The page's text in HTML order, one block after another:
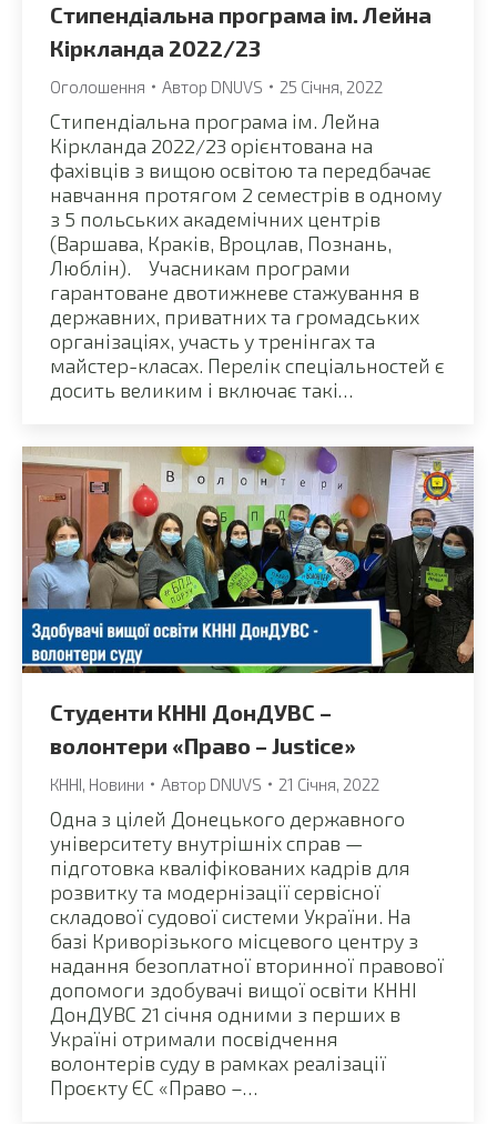
Стипендіальна програма ім. Лейна
Кіркланда 2022/23
Оголошення Автор DNUVS 25 Січня, 2022
Стипендіальна програма ім. Лейна
Кіркланда 2022/23 орієнтована на
фахівців з вищою освітою та передбачає
навчання протягом 2 семестрів в одному
з 5 польських академічних центрів
(Варшава, Краків, Вроцлав, Познань,
Люблін). Учасникам програми
гарантоване двотижневе стажування в
державних, приватних та громадських
організаціях, участь у тренінгах та
майстер-класах. Перелік спеціальностей є
досить великим і включає такі…
Студенти КННІ ДонДУВС –
волонтери «Право – Justice»
КННІ Новини Автор DNUVS 21 Січня, 2022
Одна з цілей Донецького державного
університету внутрішніх справ —
підготовка кваліфікованих кадрів для
розвитку та модернізації сервісної
складової судової системи України. На
базі Криворізького місцевого центру з
надання безоплатної вторинної правової
допомоги здобувачі вищої освіти КННІ
ДонДУВС 21 січня одними з перших в
Україні отримали посвідчення
волонтерів суду в рамках реалізації
Проєкту ЄС «Право –…